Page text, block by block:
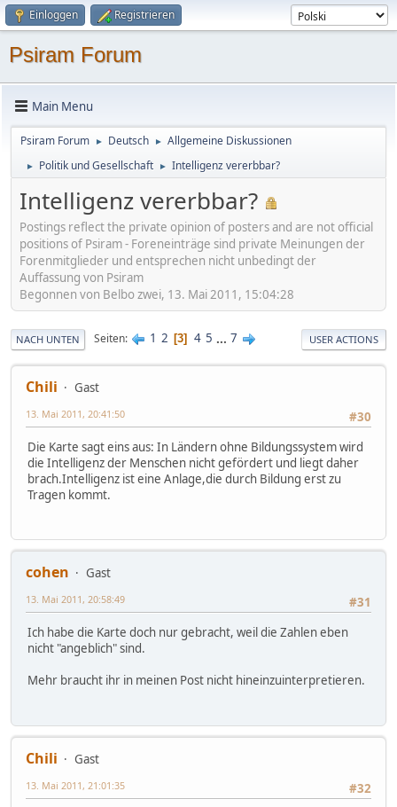
Einloggen Registrieren
Psiram Forum
Main Menu
Psiram Forum ► Deutsch ► Allgemeine Diskussionen
► Politik und Gesellschaft ► Intelligenz vererbbar?
Intelligenz vererbbar?
Postings reflect the private opinion of posters and are not official
positions of Psiram - Foreneinträge sind private Meinungen der
Forenmitglieder und entsprechen nicht unbedingt der
Auffassung von Psiram
Begonnen von Belbo zwei, 13. Mai 2011, 15:04:28
NACH UNTEN Seiten 1 2 3 4 5 ... 7 USER ACTIONS
Chili
Gast
#30
13. Mai 2011, 20:41:50
Die Karte sagt eins aus: In Ländern ohne Bildungssystem wird
die Intelligenz der Menschen nicht gefördert und liegt daher
brach.Intelligenz ist eine Anlage,die durch Bildung erst zu
Tragen kommt.
cohen
Gast
#31
13. Mai 2011, 20:58:49
Ich habe die Karte doch nur gebracht, weil die Zahlen eben
nicht "angeblich" sind.
Mehr braucht ihr in meinen Post nicht hineinzuinterpretieren.
Chili
Gast
#32
13. Mai 2011, 21:01:35